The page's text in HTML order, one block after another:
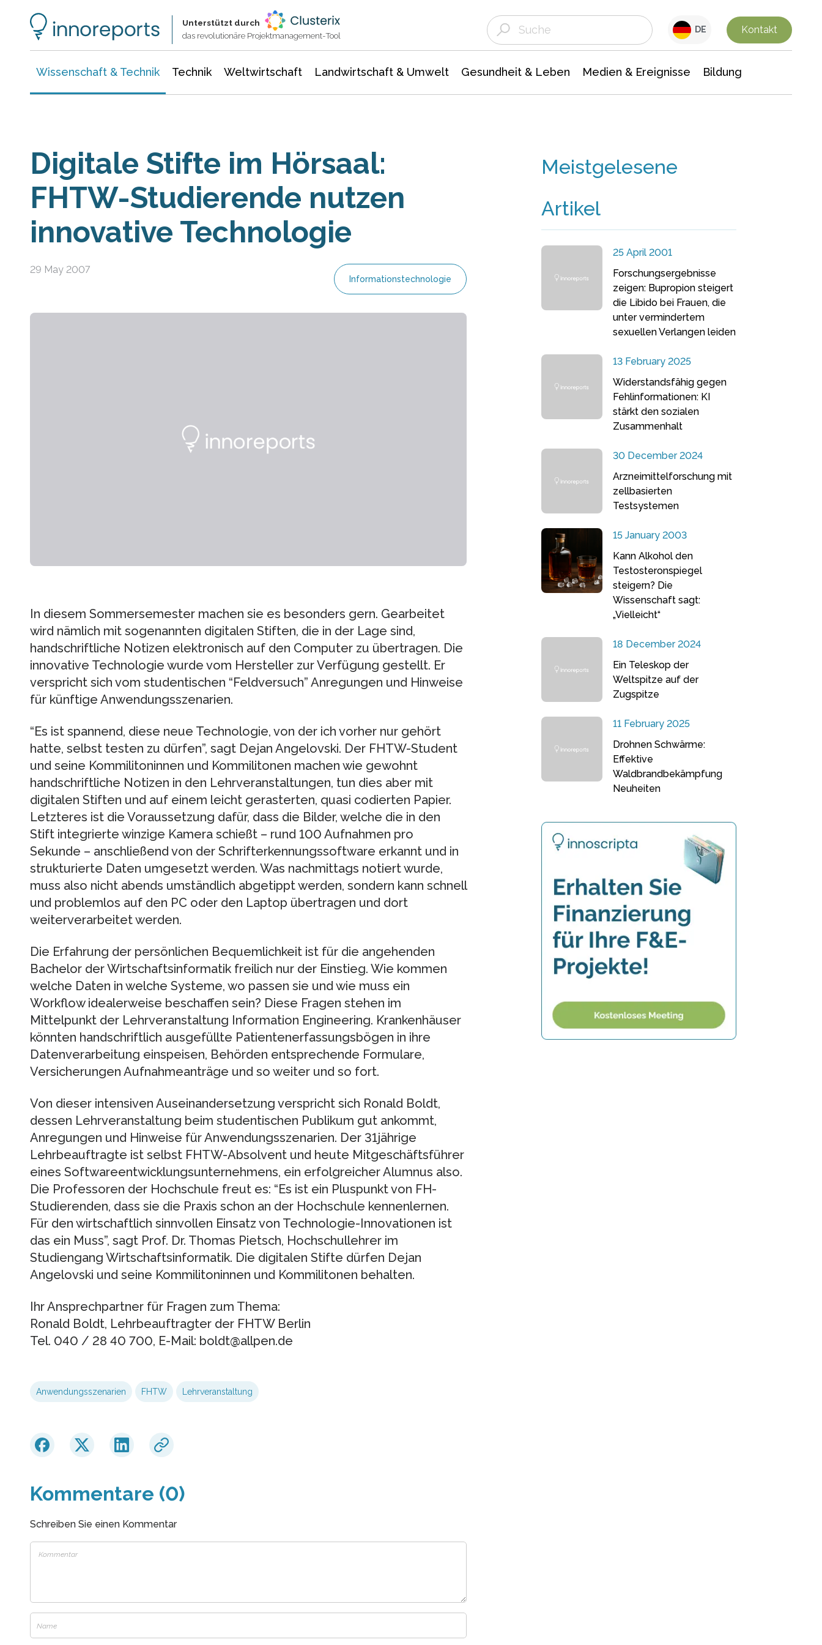
Unterstützt durch
das revolutionäre Projektmanagement-Tool
DE Kontakt
Wissenschaft & Technik Technik Weltwirtschaft Landwirtschaft & Umwelt Gesundheit & Leben Medien & Ereignisse Bildung
Digitale Stifte im Hörsaal:
FHTW-Studierende nutzen
innovative Technologie
29 May 2007
Informationstechnologie
In diesem Sommersemester machen sie es besonders gern. Gearbeitet
wird nämlich mit sogenannten digitalen Stiften, die in der Lage sind,
handschriftliche Notizen elektronisch auf den Computer zu übertragen. Die
innovative Technologie wurde vom Hersteller zur Verfügung gestellt. Er
verspricht sich vom studentischen “Feldversuch” Anregungen und Hinweise
für künftige Anwendungsszenarien.
“Es ist spannend, diese neue Technologie, von der ich vorher nur gehört
hatte, selbst testen zu dürfen”, sagt Dejan Angelovski. Der FHTW-Student
und seine Kommilitoninnen und Kommilitonen machen wie gewohnt
handschriftliche Notizen in den Lehrveranstaltungen, tun dies aber mit
digitalen Stiften und auf einem leicht gerasterten, quasi codierten Papier.
Letzteres ist die Voraussetzung dafür, dass die Bilder, welche die in den
Stift integrierte winzige Kamera schießt – rund 100 Aufnahmen pro
Sekunde – anschließend von der Schrifterkennungssoftware erkannt und in
strukturierte Daten umgesetzt werden. Was nachmittags notiert wurde,
muss also nicht abends umständlich abgetippt werden, sondern kann schnell
und problemlos auf den PC oder den Laptop übertragen und dort
weiterverarbeitet werden.
Die Erfahrung der persönlichen Bequemlichkeit ist für die angehenden
Bachelor der Wirtschaftsinformatik freilich nur der Einstieg. Wie kommen
welche Daten in welche Systeme, wo passen sie und wie muss ein
Workflow idealerweise beschaffen sein? Diese Fragen stehen im
Mittelpunkt der Lehrveranstaltung Information Engineering. Krankenhäuser
könnten handschriftlich ausgefüllte Patientenerfassungsbögen in ihre
Datenverarbeitung einspeisen, Behörden entsprechende Formulare,
Versicherungen Aufnahmeanträge und so weiter und so fort.
Von dieser intensiven Auseinandersetzung verspricht sich Ronald Boldt,
dessen Lehrveranstaltung beim studentischen Publikum gut ankommt,
Anregungen und Hinweise für Anwendungsszenarien. Der 31jährige
Lehrbeauftragte ist selbst FHTW-Absolvent und heute Mitgeschäftsführer
eines Softwareentwicklungsunternehmens, ein erfolgreicher Alumnus also.
Die Professoren der Hochschule freut es: “Es ist ein Pluspunkt von FH-
Studierenden, dass sie die Praxis schon an der Hochschule kennenlernen.
Für den wirtschaftlich sinnvollen Einsatz von Technologie-Innovationen ist
das ein Muss”, sagt Prof. Dr. Thomas Pietsch, Hochschullehrer im
Studiengang Wirtschaftsinformatik. Die digitalen Stifte dürfen Dejan
Angelovski und seine Kommilitoninnen und Kommilitonen behalten.
Ihr Ansprechpartner für Fragen zum Thema:
Ronald Boldt, Lehrbeauftragter der FHTW Berlin
Tel. 040 / 28 40 700, E-Mail: boldt@allpen.de
Anwendungsszenarien FHTW Lehrveranstaltung
Kommentare (0)
Schreiben Sie einen Kommentar
Meistgelesene
Artikel
25 April 2001
Forschungsergebnisse
zeigen: Bupropion steigert
die Libido bei Frauen, die
unter vermindertem
sexuellen Verlangen leiden
13 February 2025
Widerstandsfähig gegen
Fehlinformationen: KI
stärkt den sozialen
Zusammenhalt
30 December 2024
Arzneimittelforschung mit
zellbasierten
Testsystemen
15 January 2003
Kann Alkohol den
Testosteronspiegel
steigern? Die
Wissenschaft sagt:
„Vielleicht“
18 December 2024
Ein Teleskop der
Weltspitze auf der
Zugspitze
11 February 2025
Drohnen Schwärme:
Effektive
Waldbrandbekämpfung
Neuheiten